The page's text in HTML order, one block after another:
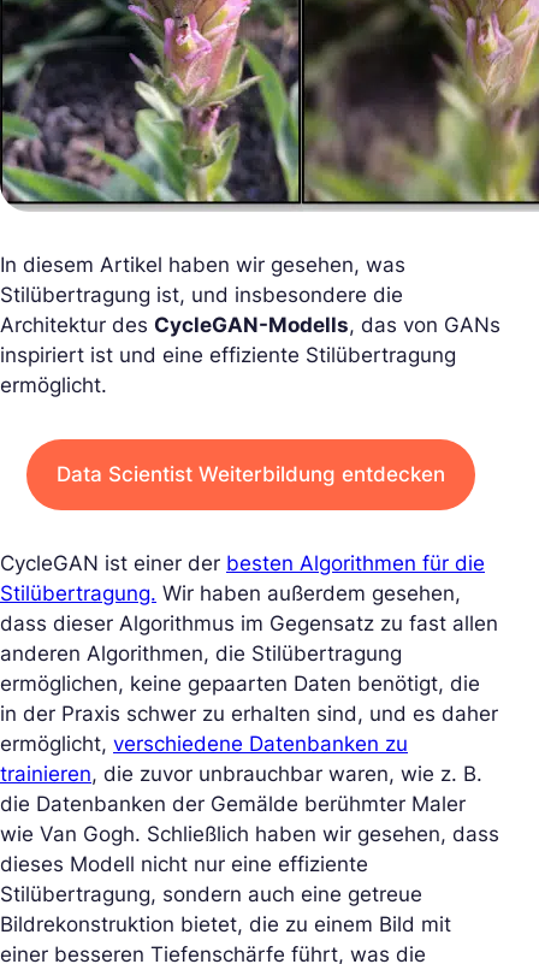
In diesem Artikel haben wir gesehen, was
Stilübertragung ist, und insbesondere die
Architektur des CycleGAN-Modells, das von GANs
inspiriert ist und eine effiziente Stilübertragung
ermöglicht.
Data Scientist Weiterbildung entdecken
CycleGAN ist einer der besten Algorithmen für die
Stilübertragung. Wir haben außerdem gesehen,
dass dieser Algorithmus im Gegensatz zu fast allen
anderen Algorithmen, die Stilübertragung
ermöglichen, keine gepaarten Daten benötigt, die
in der Praxis schwer zu erhalten sind, und es daher
ermöglicht, verschiedene Datenbanken zu
trainieren, die zuvor unbrauchbar waren, wie z. B.
die Datenbanken der Gemälde berühmter Maler
wie Van Gogh. Schließlich haben wir gesehen, dass
dieses Modell nicht nur eine effiziente
Stilübertragung, sondern auch eine getreue
Bildrekonstruktion bietet, die zu einem Bild mit
einer besseren Tiefenschärfe führt, was die